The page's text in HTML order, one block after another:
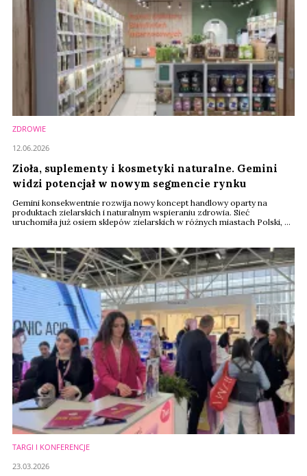
ZDROWIE
Zioła, suplementy i kosmetyki naturalne. Gemini
widzi potencjał w nowym segmencie rynku
Gemini konsekwentnie rozwija nowy koncept handlowy oparty na
produktach zielarskich i naturalnym wspieraniu zdrowia. Sieć
uruchomiła już osiem sklepów zielarskich w różnych miastach Polski, a
produktami inspirowanymi medycyną naturalną. W końcu zielarstwo
znowu wróciło "do łask".
12.06.2026
TARGI I KONFERENCJE
23.03.2026